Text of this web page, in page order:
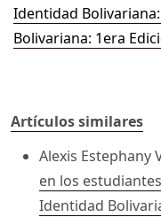
Identidad
Bolivariana: 1era
Artículos similares
Alexis Estephany
en los
Identidad